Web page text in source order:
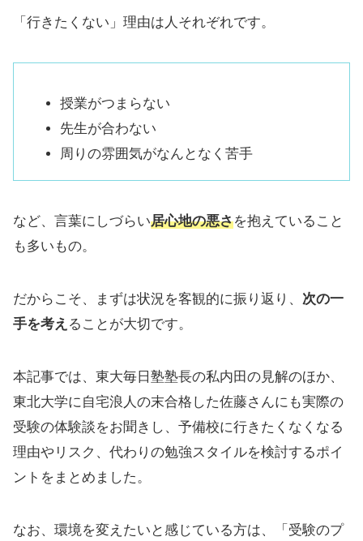
「行きたくない」理由は人それぞれです。
授業がつまらない
先生が合わない
周りの雰囲気がなんとなく苦手
など、言葉にしづらい居心地の悪さを抱えていること
も多いもの。
だからこそ、まずは状況を客観的に振り返り、 次の一
手を考え ることが大切です。
本記事では、東大毎日塾塾長の私内田の見解のほか、
東北大学に自宅浪人の末合格した佐藤さんにも実際の
受験の体験談をお聞きし、予備校に行きたくなくなる
理由やリスク、代わりの勉強スタイルを検討するポイ
ントをまとめました。
なお、環境を変えたいと感じている方は、「受験のプ